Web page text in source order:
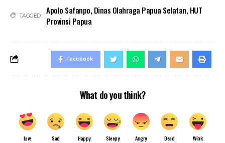
TAGGED: Apolo Safanpo, Dinas Olahraga Papua Selatan, HUT
Provinsi Papua
Facebook
What do you think?
Love Sad Happy Sleepy Angry Dead Wink